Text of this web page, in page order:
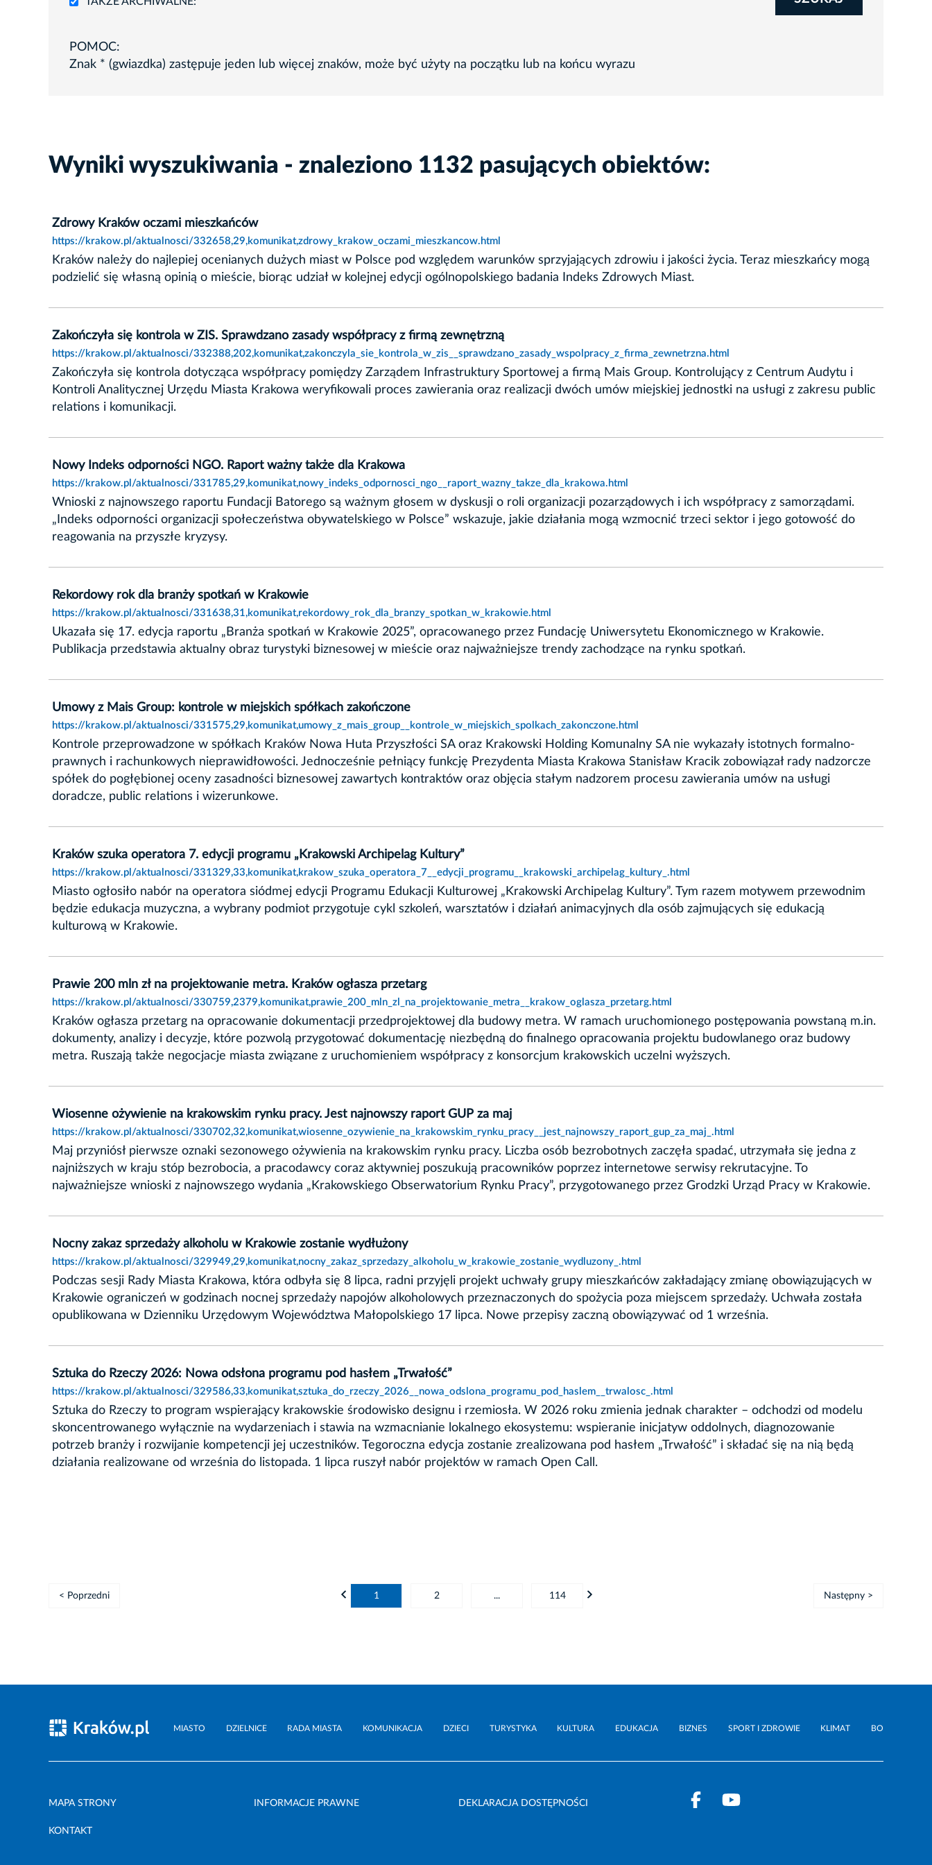
POMOC:
Znak * (gwiazdka) zastępuje jeden lub więcej znaków, może być użyty na początku lub na końcu wyrazu
Wyniki wyszukiwania - znaleziono 1132 pasujących obiektów:
Zdrowy Kraków oczami mieszkańców
https://krakow.pl/aktualnosci/332658,29,komunikat,zdrowy_krakow_oczami_mieszkancow.html
Kraków należy do najlepiej ocenianych dużych miast w Polsce pod względem warunków sprzyjających zdrowiu i jakości życia. Teraz mieszkańcy mogą
podzielić się własną opinią o mieście, biorąc udział w kolejnej edycji ogólnopolskiego badania Indeks Zdrowych Miast.
Zakończyła się kontrola w ZIS. Sprawdzano zasady współpracy z firmą zewnętrzną
https://krakow.pl/aktualnosci/332388,202,komunikat,zakonczyla_sie_kontrola_w_zis__sprawdzano_zasady_wspolpracy_z_firma_zewnetrzna.html
Zakończyła się kontrola dotycząca współpracy pomiędzy Zarządem Infrastruktury Sportowej a firmą Mais Group. Kontrolujący z Centrum Audytu i
Kontroli Analitycznej Urzędu Miasta Krakowa weryfikowali proces zawierania oraz realizacji dwóch umów miejskiej jednostki na usługi z zakresu public
relations i komunikacji.
Nowy Indeks odporności NGO. Raport ważny także dla Krakowa
https://krakow.pl/aktualnosci/331785,29,komunikat,nowy_indeks_odpornosci_ngo__raport_wazny_takze_dla_krakowa.html
Wnioski z najnowszego raportu Fundacji Batorego są ważnym głosem w dyskusji o roli organizacji pozarządowych i ich współpracy z samorządami.
„Indeks odporności organizacji społeczeństwa obywatelskiego w Polsce” wskazuje, jakie działania mogą wzmocnić trzeci sektor i jego gotowość do
reagowania na przyszłe kryzysy.
Rekordowy rok dla branży spotkań w Krakowie
https://krakow.pl/aktualnosci/331638,31,komunikat,rekordowy_rok_dla_branzy_spotkan_w_krakowie.html
Ukazała się 17. edycja raportu „Branża spotkań w Krakowie 2025”, opracowanego przez Fundację Uniwersytetu Ekonomicznego w Krakowie.
Publikacja przedstawia aktualny obraz turystyki biznesowej w mieście oraz najważniejsze trendy zachodzące na rynku spotkań.
Umowy z Mais Group: kontrole w miejskich spółkach zakończone
https://krakow.pl/aktualnosci/331575,29,komunikat,umowy_z_mais_group__kontrole_w_miejskich_spolkach_zakonczone.html
Kontrole przeprowadzone w spółkach Kraków Nowa Huta Przyszłości SA oraz Krakowski Holding Komunalny SA nie wykazały istotnych formalno-
prawnych i rachunkowych nieprawidłowości. Jednocześnie pełniący funkcję Prezydenta Miasta Krakowa Stanisław Kracik zobowiązał rady nadzorcze
spółek do pogłębionej oceny zasadności biznesowej zawartych kontraktów oraz objęcia stałym nadzorem procesu zawierania umów na usługi
doradcze, public relations i wizerunkowe.
Kraków szuka operatora 7. edycji programu „Krakowski Archipelag Kultury”
https://krakow.pl/aktualnosci/331329,33,komunikat,krakow_szuka_operatora_7__edycji_programu__krakowski_archipelag_kultury_.html
Miasto ogłosiło nabór na operatora siódmej edycji Programu Edukacji Kulturowej „Krakowski Archipelag Kultury”. Tym razem motywem przewodnim
będzie edukacja muzyczna, a wybrany podmiot przygotuje cykl szkoleń, warsztatów i działań animacyjnych dla osób zajmujących się edukacją
kulturową w Krakowie.
Prawie 200 mln zł na projektowanie metra. Kraków ogłasza przetarg
https://krakow.pl/aktualnosci/330759,2379,komunikat,prawie_200_mln_zl_na_projektowanie_metra__krakow_oglasza_przetarg.html
Kraków ogłasza przetarg na opracowanie dokumentacji przedprojektowej dla budowy metra. W ramach uruchomionego postępowania powstaną m.in.
dokumenty, analizy i decyzje, które pozwolą przygotować dokumentację niezbędną do finalnego opracowania projektu budowlanego oraz budowy
metra. Ruszają także negocjacje miasta związane z uruchomieniem współpracy z konsorcjum krakowskich uczelni wyższych.
Wiosenne ożywienie na krakowskim rynku pracy. Jest najnowszy raport GUP za maj
https://krakow.pl/aktualnosci/330702,32,komunikat,wiosenne_ozywienie_na_krakowskim_rynku_pracy__jest_najnowszy_raport_gup_za_maj_.html
Maj przyniósł pierwsze oznaki sezonowego ożywienia na krakowskim rynku pracy. Liczba osób bezrobotnych zaczęła spadać, utrzymała się jedna z
najniższych w kraju stóp bezrobocia, a pracodawcy coraz aktywniej poszukują pracowników poprzez internetowe serwisy rekrutacyjne. To
najważniejsze wnioski z najnowszego wydania „Krakowskiego Obserwatorium Rynku Pracy”, przygotowanego przez Grodzki Urząd Pracy w Krakowie.
Nocny zakaz sprzedaży alkoholu w Krakowie zostanie wydłużony
https://krakow.pl/aktualnosci/329949,29,komunikat,nocny_zakaz_sprzedazy_alkoholu_w_krakowie_zostanie_wydluzony_.html
Podczas sesji Rady Miasta Krakowa, która odbyła się 8 lipca, radni przyjęli projekt uchwały grupy mieszkańców zakładający zmianę obowiązujących w
Krakowie ograniczeń w godzinach nocnej sprzedaży napojów alkoholowych przeznaczonych do spożycia poza miejscem sprzedaży. Uchwała została
opublikowana w Dzienniku Urzędowym Województwa Małopolskiego 17 lipca. Nowe przepisy zaczną obowiązywać od 1 września.
Sztuka do Rzeczy 2026: Nowa odsłona programu pod hasłem „Trwałość”
https://krakow.pl/aktualnosci/329586,33,komunikat,sztuka_do_rzeczy_2026__nowa_odslona_programu_pod_haslem__trwalosc_.html
Sztuka do Rzeczy to program wspierający krakowskie środowisko designu i rzemiosła. W 2026 roku zmienia jednak charakter – odchodzi od modelu
skoncentrowanego wyłącznie na wydarzeniach i stawia na wzmacnianie lokalnego ekosystemu: wspieranie inicjatyw oddolnych, diagnozowanie
potrzeb branży i rozwijanie kompetencji jej uczestników. Tegoroczna edycja zostanie zrealizowana pod hasłem „Trwałość” i składać się na nią będą
działania realizowane od września do listopada. 1 lipca ruszył nabór projektów w ramach Open Call.
< Poprzedni 1 2 ... 114 Następny >
MIASTO DZIELNICE RADA MIASTA KOMUNIKACJA DZIECI TURYSTYKA KULTURA EDUKACJA BIZNES SPORT I ZDROWIE KLIMAT BO
MAPA STRONY INFORMACJE PRAWNE DEKLARACJA DOSTĘPNOŚCI
KONTAKT